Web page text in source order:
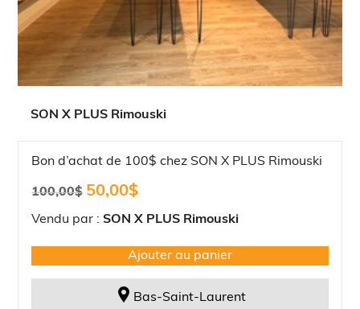
SON X PLUS Rimouski
Bon d’achat de 100$ chez SON X PLUS Rimouski
100,00$
Le
initial
100,00$.
50,00$
actuel
50,00$.
Vendu par :SON X PLUS Rimouski
Ajouter au panier
Bas-Saint-Laurent